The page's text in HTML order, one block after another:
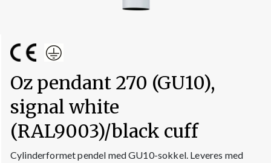
Oz pendant 270 (GU10),
signal white
(RAL9003)/black cuff
Cylinderformet pendel med GU10-sokkel. Leveres med